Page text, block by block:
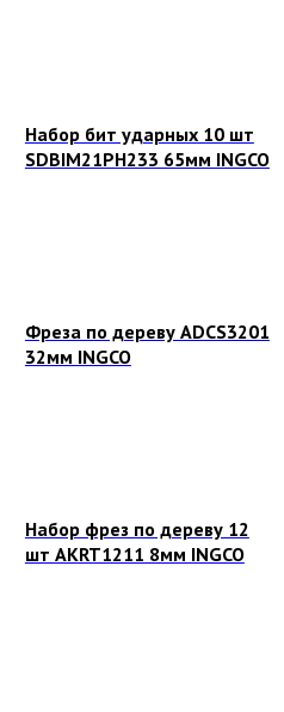
Набор бит ударных 10 шт
SDBIM21PH233 65мм INGCO
Фреза по дереву ADCS3201
32мм INGCO
Набор фрез по дереву 12
шт AKRT1211 8мм INGCO